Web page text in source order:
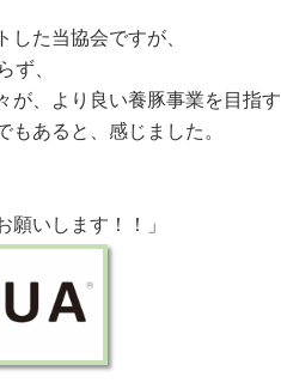
した当協会ですが、
ず、
が、より良い養豚事業を目指す
あると、感じました。
願いします！！」